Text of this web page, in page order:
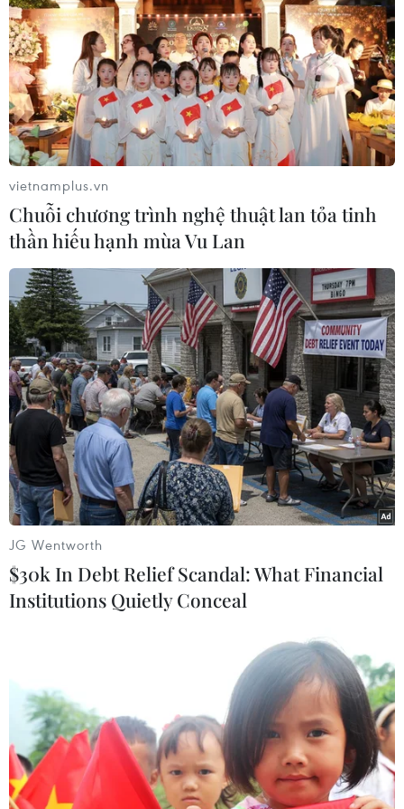
Theo dõi VietnamPlus
CĂNG THẲNG NGA-UKRAINE
Liên hợp quốc kêu gọi chấm dứt tấn công dân
thường trong xung đột Nga-Ukraine
Nga thông báo tấn công căn cứ ngầm
của Ukraine
NATO ưu tiên đẩy nhanh chuyển giao hệ thống
phòng không cho Ukraine
Liên hợp quốc: Xung đột Ukraine trải qua tháng
đẫm máu nhất
Tổng thống Nga thay đổi vị trí các chỉ
huy tại mặt trận Ukraine
vietnamplus.vn
Chuỗi chương trình nghệ thuật lan tỏa tinh
thần hiếu hạnh mùa Vu Lan
JG Wentworth
$30k In Debt Relief Scandal: What Financial
Institutions Quietly Conceal